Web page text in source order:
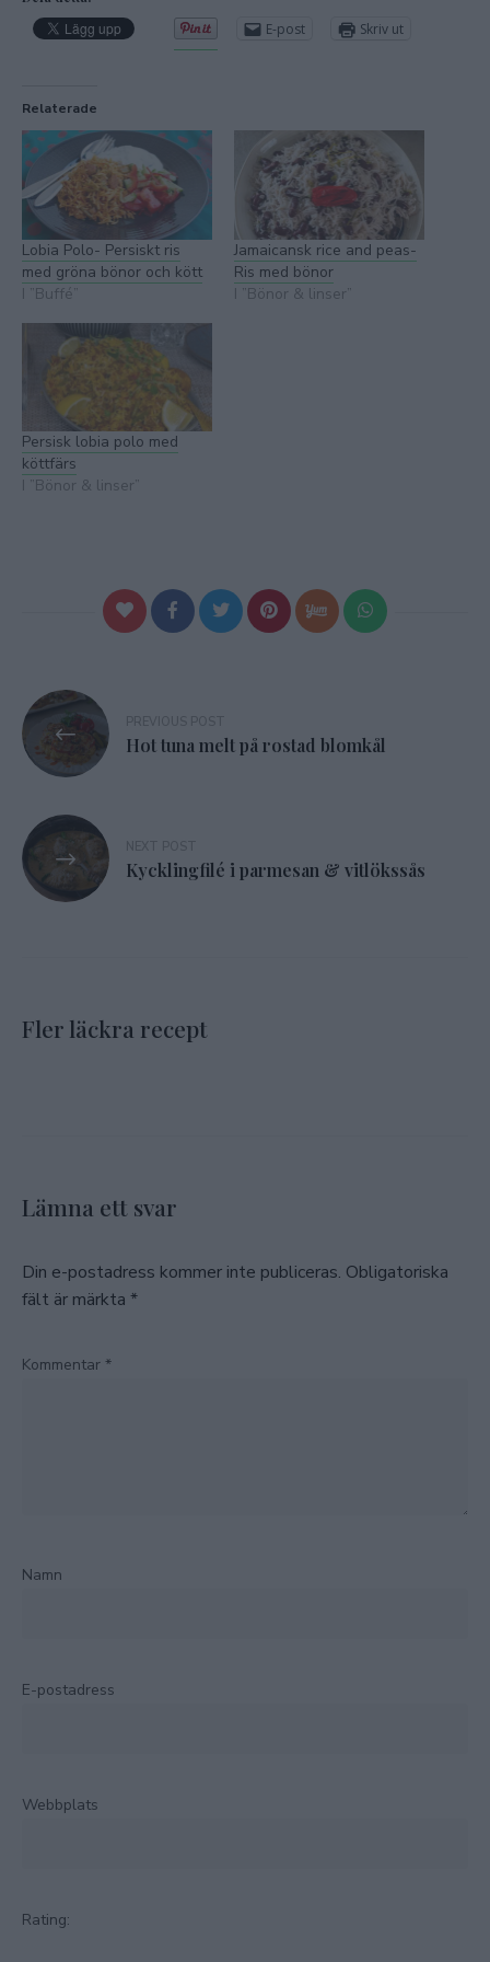
E-post Skriv ut
Relaterade
Lobia Polo- Persiskt ris
med gröna bönor och kött
I ”Buffé”
Jamaicansk rice and peas-
Ris med bönor
I ”Bönor & linser”
Persisk lobia polo med
köttfärs
I ”Bönor & linser”
Inläggsnavigering
Hot tuna melt på rostad blomkål
Kycklingfilé i parmesan & vitlökssås
Fler läckra recept
Lämna ett svar
Din e-postadress kommer inte publiceras. Obligatoriska
fält är märkta *
Kommentar *
Namn
E-postadress
Webbplats
Rating: